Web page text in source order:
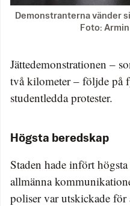
Demonstranterna vänder
Foto:
Jättedemonstrationen –
två kilometer – följde på
studentledda protester.
Högsta beredskap
Staden hade infört
allmänna
poliser var utskickade för